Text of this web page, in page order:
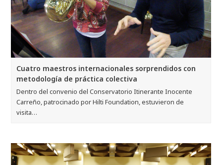
Cuatro maestros internacionales sorprendidos con
metodología de práctica colectiva
Dentro del convenio del Conservatorio Itinerante Inocente
Carreño, patrocinado por Hilti Foundation, estuvieron de
visita…